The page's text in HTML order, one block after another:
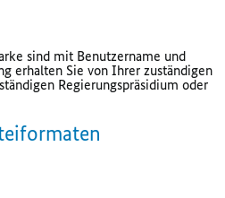
sind mit Benutzername und
erhalten Sie von Ihrer zuständigen
Regierungspräsidium oder